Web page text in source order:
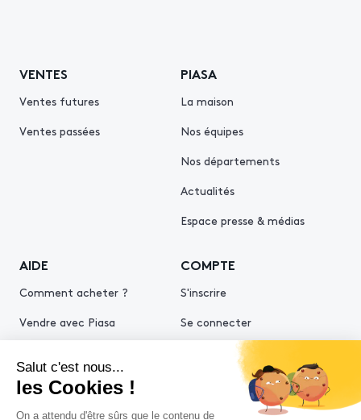
VENTES
Ventes futures
Ventes passées
PIASA
La maison
Nos équipes
Nos départements
Actualités
Espace presse & médias
AIDE
Comment acheter ?
Vendre avec Piasa
COMPTE
S'inscrire
Se connecter